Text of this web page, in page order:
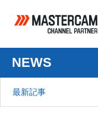
NEWS
最新記事